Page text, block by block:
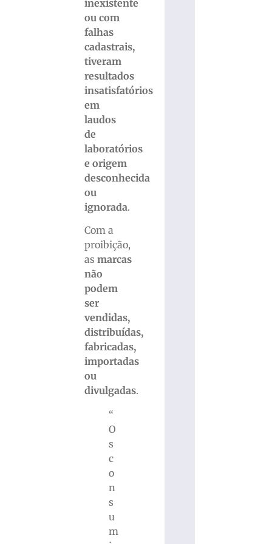
inexistente
ou com
falhas
cadastrais,
tiveram
resultados
insatisfatórios
em
laudos
de
laboratórios
e origem
desconhecida
ou
ignorada.
Com a
proibição,
asmarcas
não
podem
ser
vendidas,
distribuídas,
fabricadas,
importadas
ou
divulgadas.
“
O
s
c
o
n
s
u
m